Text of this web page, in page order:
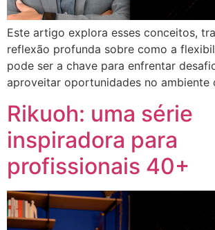
Este artigo explora esses conceitos,
reflexão profunda sobre como a
pode ser a chave para enfrentar
aproveitar oportunidades no ambiente
Rikuoh: uma série
inspiradora para
profissionais 40+